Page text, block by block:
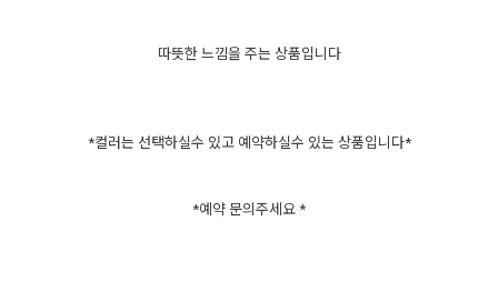
따뜻한 느낌을 주는 상품입니다
*컬러는 선택하실수 있고 예약하실수 있는 상품입니다*
*예약 문의주세요 *